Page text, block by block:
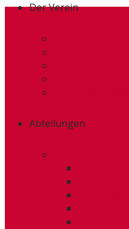
Der Verein
Abteilungen